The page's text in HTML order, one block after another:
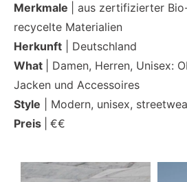
Merkmale
| aus zertifizierter
recycelte Materialien
Herkunft | Deutschland
What
| Damen, Herren, Unisex:
Jacken und Accessoires
Style | Modern, unisex,
Preis
€€